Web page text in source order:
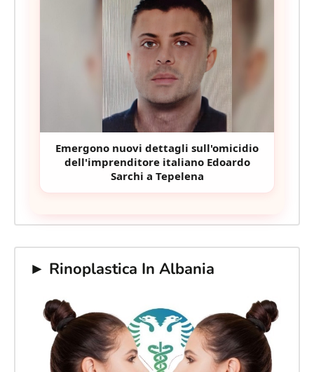
Emergono nuovi dettagli sull'omicidio
dell'imprenditore italiano Edoardo
Sarchi a Tepelena
► Rinoplastica In Albania